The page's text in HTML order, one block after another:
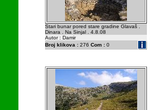
Stari bunar pored stare gradine Glavaš .
Dinara . Na Sinjal . 4.8.08
Autor : Damir
Broj klikova : 276 Com : 0